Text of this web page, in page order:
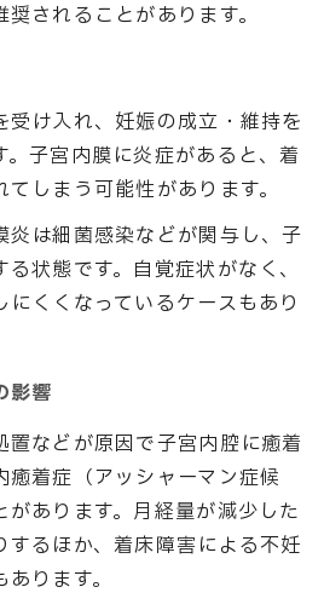
されることがあります。
け入れ、妊娠の成立・維持を
子宮内膜に炎症があると、着
しまう可能性があります。
炎は細菌感染などが関与し、子
状態です。自覚症状がなく、
くくなっているケースもあり
影響
置などが原因で子宮内腔に癒着
着症（アッシャーマン症候
あります。月経量が減少した
するほか、着床障害による不妊
ります。